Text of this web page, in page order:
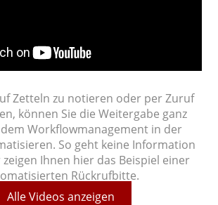
Zetteln zu notieren oder per Zuruf
können Sie die Weitergabe ganz
Workflowmanagement in der
So geht keine Information
Ihnen hier das Beispiel einer
Rückrufbitte.
Alle Videos anzeigen